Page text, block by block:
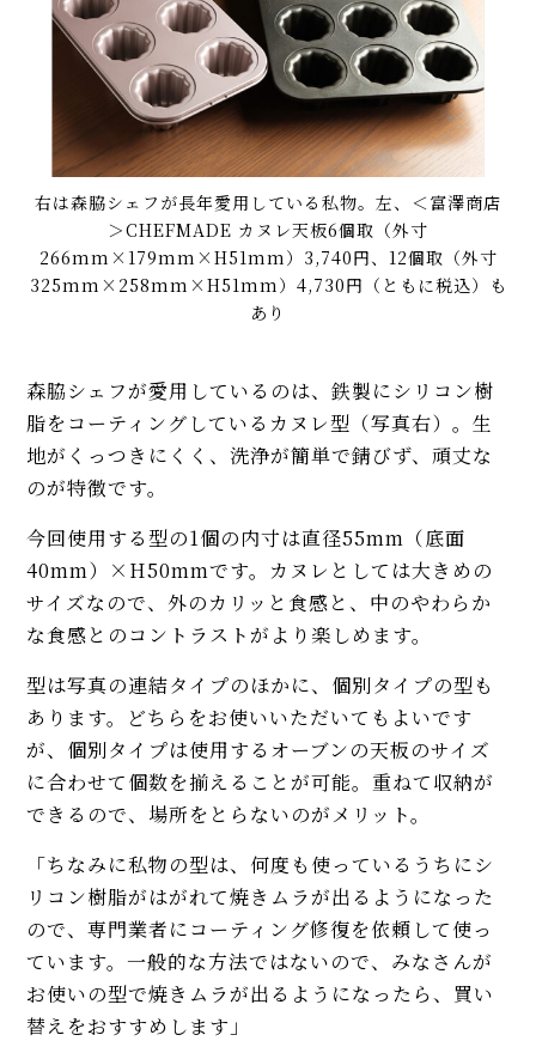
右は森脇シェフが長年愛用している私物。左、＜富澤商店
＞CHEFMADE カヌレ天板6個取（外寸
266mm×179mm×H51mm）3,740円、12個取（外寸
325mm×258mm×H51mm）4,730円（ともに税込）も
あり
森脇シェフが愛用しているのは、鉄製にシリコン樹
脂をコーティングしているカヌレ型（写真右）。生
地がくっつきにくく、洗浄が簡単で錆びず、頑丈な
のが特徴です。
今回使用する型の1個の内寸は直径55mm（底面
40mm）×H50mmです。カヌレとしては大きめの
サイズなので、外のカリッと食感と、中のやわらか
な食感とのコントラストがより楽しめます。
型は写真の連結タイプのほかに、個別タイプの型も
あります。どちらをお使いいただいてもよいです
が、個別タイプは使用するオーブンの天板のサイズ
に合わせて個数を揃えることが可能。重ねて収納が
できるので、場所をとらないのがメリット。
「ちなみに私物の型は、何度も使っているうちにシ
リコン樹脂がはがれて焼きムラが出るようになった
ので、専門業者にコーティング修復を依頼して使っ
ています。一般的な方法ではないので、みなさんが
お使いの型で焼きムラが出るようになったら、買い
替えをおすすめします」